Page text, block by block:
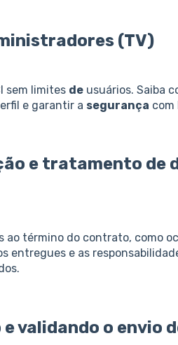
(TV)
sem limites deusuários. Saiba
e garantir a segurança com
e tratamento de
ao término do contrato, como
entregues e as
validando o envio